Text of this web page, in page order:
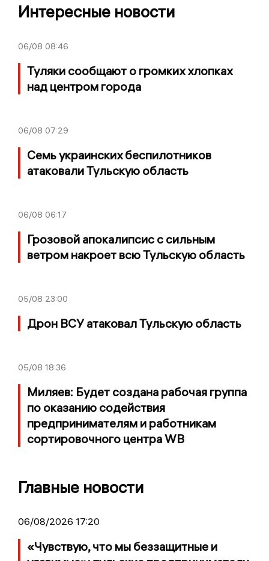
Интересные новости
06/08 08:46
Туляки сообщают о громких хлопках
над центром города
06/08 07:29
Семь украинских беспилотников
атаковали Тульскую область
06/08 06:17
Грозовой апокалипсис с сильным
ветром накроет всю Тульскую область
05/08 23:00
Дрон ВСУ атаковал Тульскую область
05/08 18:36
Миляев: Будет создана рабочая группа
по оказанию содействия
предпринимателям и работникам
сортировочного центра WB
Главные новости
06/08/2026 17:20
«Чувствую, что мы беззащитные и